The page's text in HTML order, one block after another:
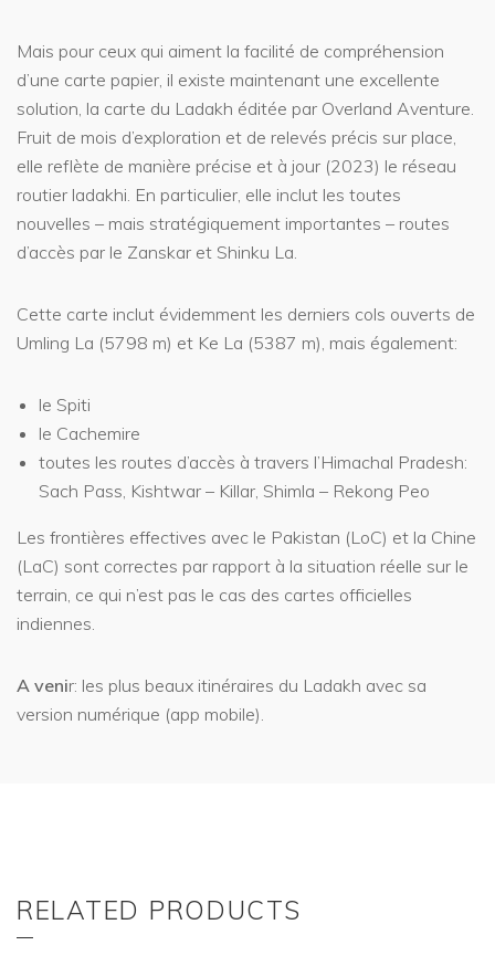
Mais pour ceux qui aiment la facilité de compréhension
d’une carte papier, il existe maintenant une excellente
solution, la carte du Ladakh éditée par Overland Aventure.
Fruit de mois d’exploration et de relevés précis sur place,
elle reflète de manière précise et à jour (2023) le réseau
routier ladakhi. En particulier, elle inclut les toutes
nouvelles – mais stratégiquement importantes – routes
d’accès par le Zanskar et Shinku La.
Cette carte inclut évidemment les derniers cols ouverts de
Umling La (5798 m) et Ke La (5387 m), mais également:
le Spiti
le Cachemire
toutes les routes d’accès à travers l’Himachal Pradesh:
Sach Pass, Kishtwar – Killar, Shimla – Rekong Peo
Les frontières effectives avec le Pakistan (LoC) et la Chine
(LaC) sont correctes par rapport à la situation réelle sur le
terrain, ce qui n’est pas le cas des cartes officielles
indiennes.
A venir: les plus beaux itinéraires du Ladakh avec sa
version numérique (app mobile).
RELATED PRODUCTS